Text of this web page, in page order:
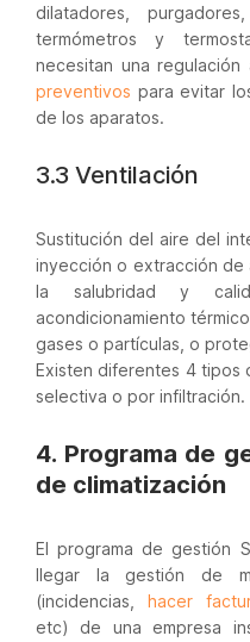
dilatadores,
termómetros y
necesitan una
preventivos para evitar
de los aparatos.
3.3 Ventilación
Sustitución del aire del
inyección o extracción de
la salubridad y
acondicionamiento
gases o partículas, o
Existen diferentes 4 tipos
selectiva o por infiltración.
4. Programa de
de climatización
El programa de gestión
llegar la gestión de
(incidencias, hacer
etc) de una empresa